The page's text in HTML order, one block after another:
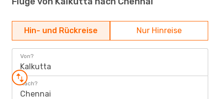
Hin- und Rückreise Nur Hinreise
Von?
Kalkutta
Nach?
Chennai